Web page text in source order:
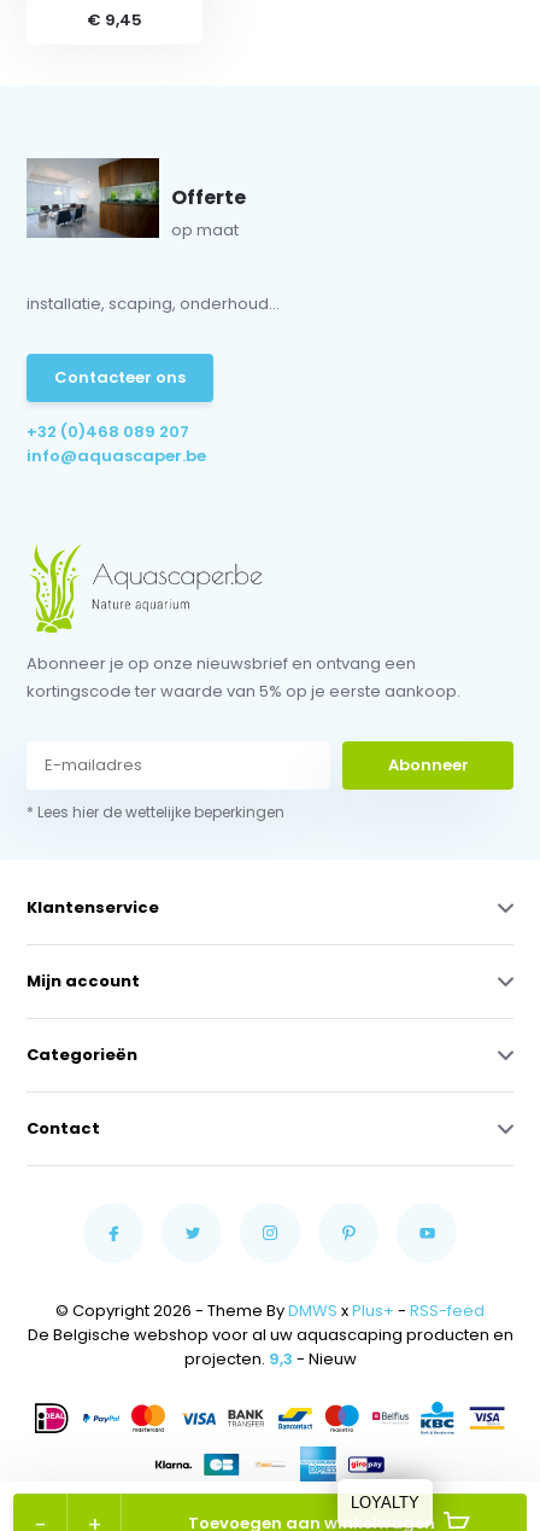
+
- Toevoegen aan winkelwagen
€ 9,45
Offerte
op maat
installatie, scaping, onderhoud...
Contacteer ons
+32 (0)468 089 207
info@aquascaper.be
Abonneer je op onze nieuwsbrief en ontvang een
kortingscode ter waarde van 5% op je eerste aankoop.
Abonneer
* Lees hier de wettelijke beperkingen
Klantenservice
Mijn account
Categorieën
Contact
© Copyright 2026 - Theme ByDMWS xPlus+ - RSS-feed
De Belgische webshop voor al uw aquascaping producten en
projecten. 9,3 - Nieuw
LOYALTY